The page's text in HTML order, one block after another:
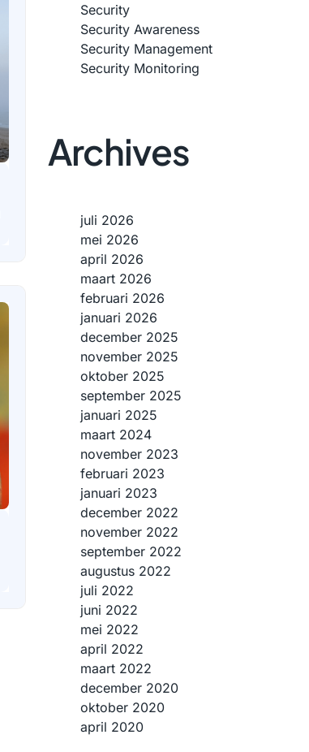
Security
Security Awareness
Security Management
Security Monitoring
Archives
juli 2026
mei 2026
april 2026
maart 2026
februari 2026
januari 2026
december 2025
november 2025
oktober 2025
september 2025
januari 2025
maart 2024
november 2023
februari 2023
januari 2023
december 2022
november 2022
september 2022
augustus 2022
juli 2022
juni 2022
mei 2022
april 2022
maart 2022
december 2020
oktober 2020
april 2020